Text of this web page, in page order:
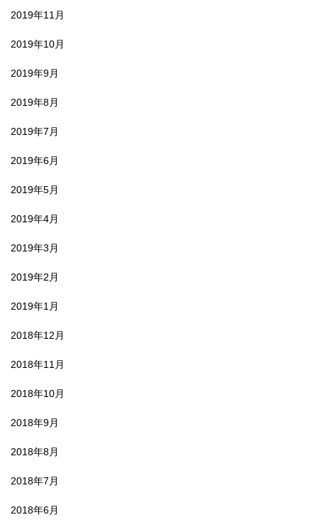
2019年11月
2019年10月
2019年9月
2019年8月
2019年7月
2019年6月
2019年5月
2019年4月
2019年3月
2019年2月
2019年1月
2018年12月
2018年11月
2018年10月
2018年9月
2018年8月
2018年7月
2018年6月